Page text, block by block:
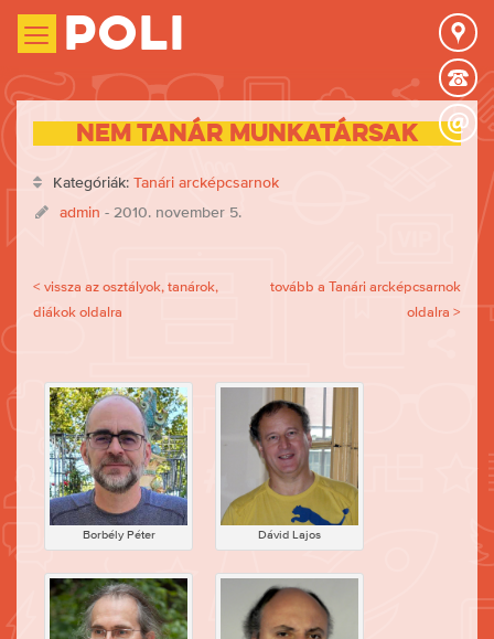
Poli
Nem tanár munkatársak
Kategóriák: Tanári arcképcsarnok
admin - 2010. november 5.
< vissza az osztályok, tanárok,
diákok oldalra
tovább a Tanári arcképcsarnok
oldalra >
Borbély Péter Dávid Lajos